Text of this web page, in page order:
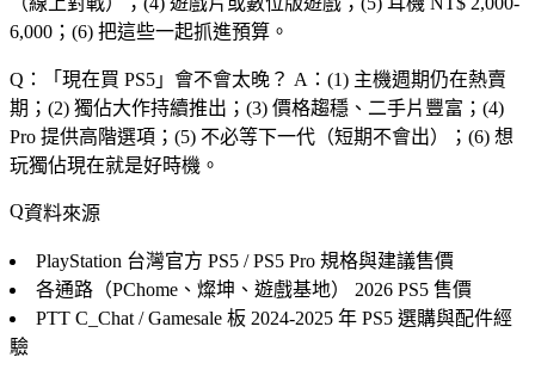
6,000；(6) 把這些一起抓進預算。
Q：「 現在買 PS5 」會不會太晚？ A：(1) 主機週期仍在熱賣
期；(2) 獨佔大作持續推出；(3) 價格趨穩、二手片豐富；(4)
Pro 提供高階選項；(5) 不必等下一代（短期不會出）；(6) 想
玩獨佔現在就是好時機。
資料來源
PlayStation 台灣官方 PS5 / PS5 Pro 規格與建議售價
各通路（PChome、燦坤、遊戲基地）
2026 PS5 售價
PTT C_Chat / Gamesale 板 2024-2025 年 PS5 選購與配件經
驗